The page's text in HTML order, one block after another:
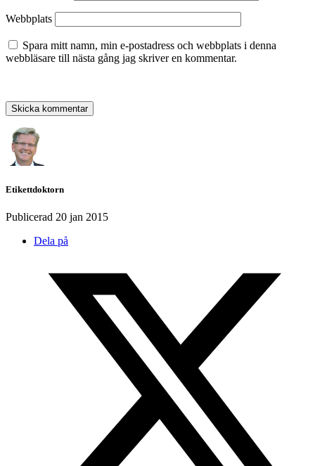
Webbplats
Spara mitt namn, min e-postadress och webbplats i denna
webbläsare till nästa gång jag skriver en kommentar.
Etikettdoktorn
Publicerad 20 jan 2015
Dela på